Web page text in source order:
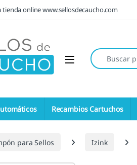
online www.sellosdecaucho.com
Open
Búsqueda de:
Recambios Cartuchos
para Sellos Izink